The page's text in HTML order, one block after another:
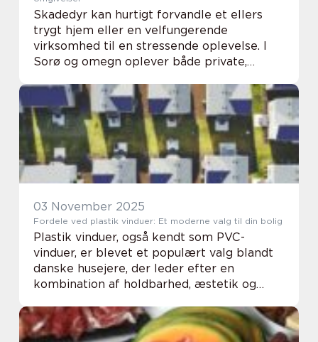
Skadedyr kan hurtigt forvandle et ellers
trygt hjem eller en velfungerende
virksomhed til en stressende oplevelse. I
Sorø og omegn oplever både private,
alt fra mus og rotter til myrer, væggelus og
hvepse. Mange...
03 November 2025
Fordele ved plastik vinduer: Et moderne valg til din bolig
Plastik vinduer, også kendt som PVC-
vinduer, er blevet et populært valg blandt
danske husejere, der leder efter en
kombination af holdbarhed, æstetik og
hvorfor plastik vinduer kan ...